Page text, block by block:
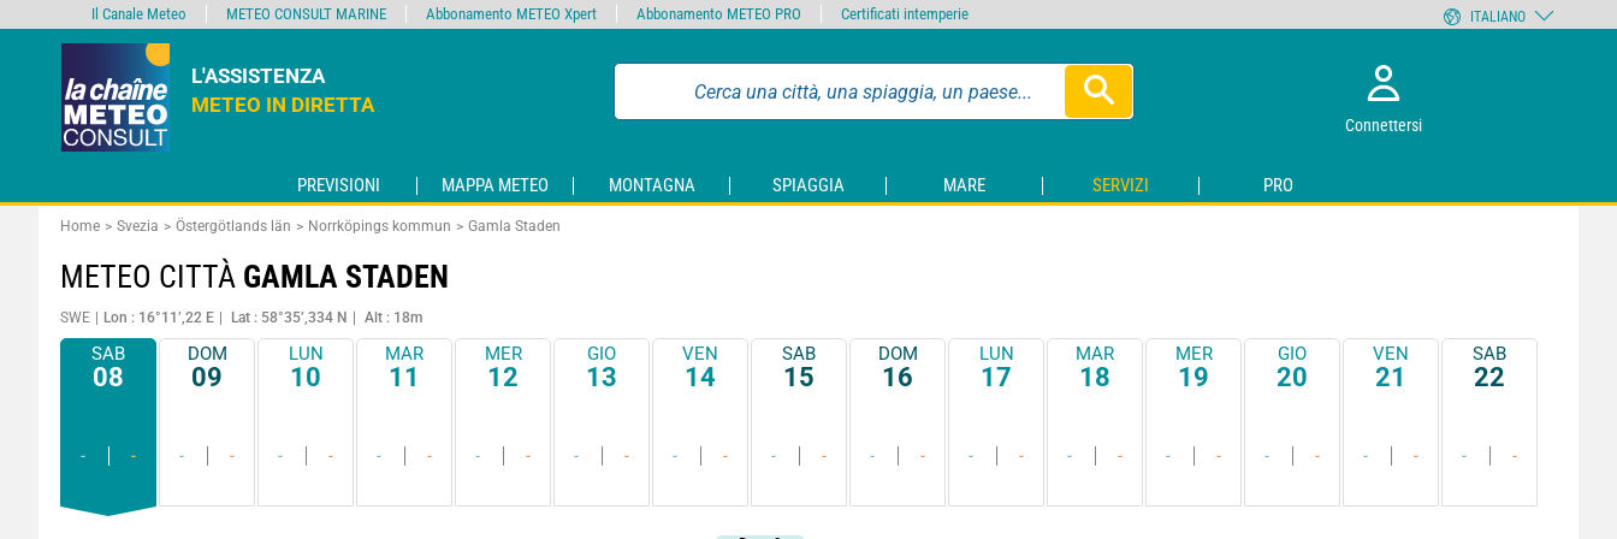
L'ASSISTENZA
METEO IN DIRETTA
Connettersi
PREVISIONI MAPPA METEO MONTAGNA SPIAGGIA MARE SERVIZI PRO
Home Svezia Östergötlands län Norrköpings kommun Gamla Staden
METEO CITTÀ GAMLA STADEN
SWE Lon : 16°11’,22 E Lat : 58°35’,334 N Alt : 18m
SAB
08
- -
DOM
09
- -
LUN
10
- -
MAR
11
- -
MER
12
- -
GIO
13
- -
VEN
14
- -
SAB
15
- -
DOM
16
- -
LUN
17
- -
MAR
18
- -
MER
19
- -
GIO
20
- -
VEN
21
- -
SAB
22
- -
Il Canale Meteo METEO CONSULT MARINE Abbonamento METEO Xpert Abbonamento METEO PRO Certificati intemperie ITALIANO